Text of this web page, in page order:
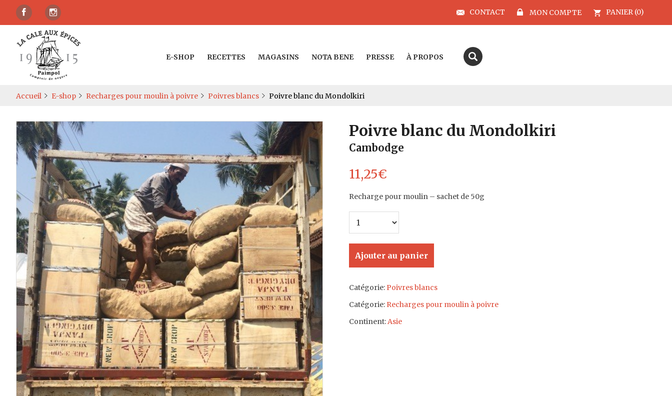
CONTACT MON COMPTE PANIER (0)
E-SHOP RECETTES MAGASINS NOTA BENE PRESSE À PROPOS
Accueil E-shop Recharges pour moulin à poivre Poivres blancs Poivre blanc du Mondolkiri
Poivre blanc du Mondolkiri
Cambodge
11,25€
Recharge pour moulin – sachet de 50g
Ajouter au panier
Catégorie:Poivres blancs
Catégorie: Recharges pour moulin à poivre
Continent:Asie